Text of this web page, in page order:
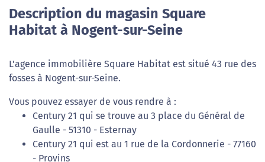
Description du magasin Square
Habitat à Nogent-sur-Seine
L'agence immobilière Square Habitat est situé 43 rue des
fosses à Nogent-sur-Seine.
Vous pouvez essayer de vous rendre à :
Century 21 qui se trouve au 3 place du Général de
Gaulle - 51310 - Esternay
Century 21 qui est au 1 rue de la Cordonnerie - 77160
- Provins